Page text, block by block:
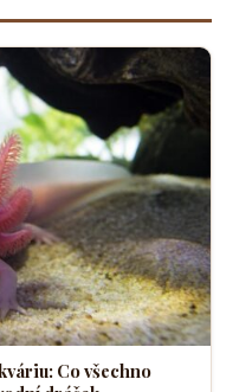
Co všechno